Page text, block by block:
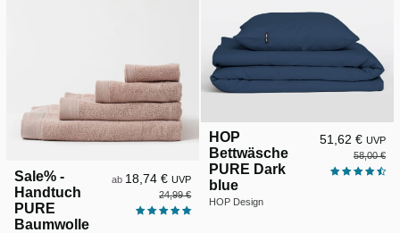
Sale% -
Handtuch
PURE
Baumwolle
ab 18,74 €UVP
24,99 €
HOP
Bettwäsche
PURE Dark
blue
HOP Design
51,62 € UVP
58,00 €